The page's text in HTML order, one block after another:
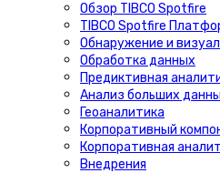
Обзор TIBCO Spotfire
TIBCO Spotfire
Обнаружение и
Обработка данных
Предиктивная
Анализ больших
Геоаналитика
Корпоративный
Корпоративная
Внедрения